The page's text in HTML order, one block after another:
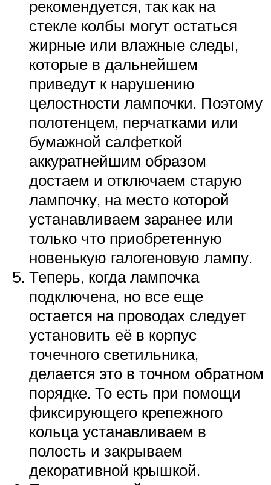
рекомендуется, так как на
стекле колбы могут остаться
жирные или влажные следы,
которые в дальнейшем
приведут к нарушению
целостности лампочки. Поэтому
полотенцем, перчатками или
бумажной салфеткой
аккуратнейшим образом
достаем и отключаем старую
лампочку, на место которой
устанавливаем заранее или
только что приобретенную
новенькую галогеновую лампу.
Теперь, когда лампочка
подключена, но все еще
остается на проводах следует
установить её в корпус
точечного светильника,
делается это в точном обратном
порядке. То есть при помощи
фиксирующего крепежного
кольца устанавливаем в
полость и закрываем
декоративной крышкой.